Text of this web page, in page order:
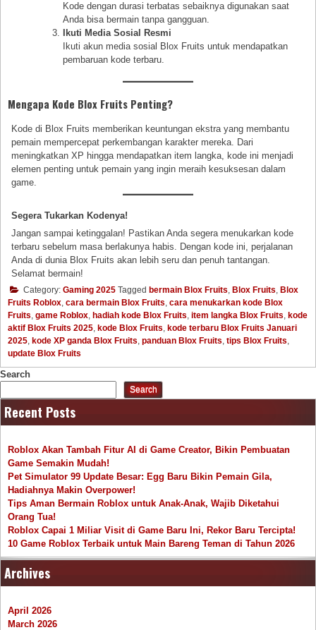
Kode dengan durasi terbatas sebaiknya digunakan saat
Anda bisa bermain tanpa gangguan.
Ikuti Media Sosial Resmi
Ikuti akun media sosial Blox Fruits untuk mendapatkan
pembaruan kode terbaru.
Mengapa Kode Blox Fruits Penting?
Kode di Blox Fruits memberikan keuntungan ekstra yang membantu
pemain mempercepat perkembangan karakter mereka. Dari
meningkatkan XP hingga mendapatkan item langka, kode ini menjadi
elemen penting untuk pemain yang ingin meraih kesuksesan dalam
game.
Segera Tukarkan Kodenya!
Jangan sampai ketinggalan! Pastikan Anda segera menukarkan kode
terbaru sebelum masa berlakunya habis. Dengan kode ini, perjalanan
Anda di dunia Blox Fruits akan lebih seru dan penuh tantangan.
Selamat bermain!
Category: Gaming 2025 Tagged bermain Blox Fruits Blox Fruits Blox
Fruits Roblox cara bermain Blox Fruits cara menukarkan kode Blox
Fruits game Roblox hadiah kode Blox Fruits item langka Blox Fruits kode
aktif Blox Fruits 2025 kode Blox Fruits kode terbaru Blox Fruits Januari
2025 kode XP ganda Blox Fruits panduan Blox Fruits tips Blox Fruits
update Blox Fruits
Search
Search
Recent Posts
Roblox Akan Tambah Fitur AI di Game Creator, Bikin Pembuatan
Game Semakin Mudah!
Pet Simulator 99 Update Besar: Egg Baru Bikin Pemain Gila,
Hadiahnya Makin Overpower!
Tips Aman Bermain Roblox untuk Anak-Anak, Wajib Diketahui
Orang Tua!
Roblox Capai 1 Miliar Visit di Game Baru Ini, Rekor Baru Tercipta!
10 Game Roblox Terbaik untuk Main Bareng Teman di Tahun 2026
Archives
April 2026
March 2026